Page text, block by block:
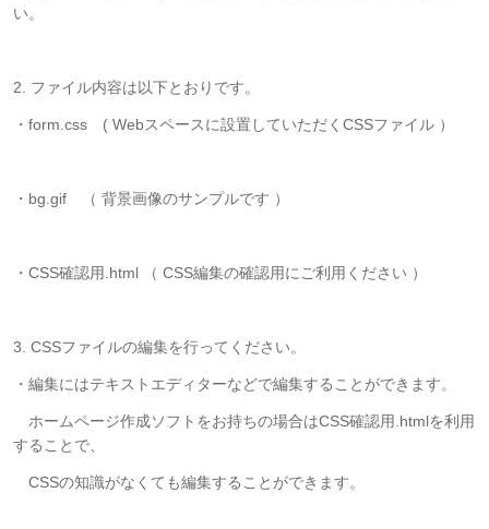
い。
2. ファイル内容は以下とおりです。
・form.css ( Webスペースに設置していただくCSSファイル ）
・bg.gif （ 背景画像のサンプルです ）
・CSS確認用.html （ CSS編集の確認用にご利用ください ）
3. CSSファイルの編集を行ってください。
・編集にはテキストエディターなどで編集することができます。
ホームページ作成ソフトをお持ちの場合はCSS確認用.htmlを利用
することで、
CSSの知識がなくても編集することができます。